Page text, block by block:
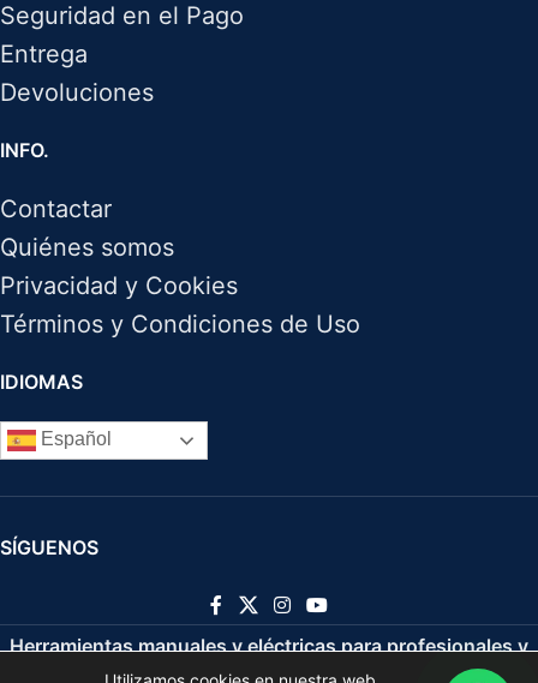
Seguridad en el Pago
Entrega
Devoluciones
INFO.
Contactar
Quiénes somos
Privacidad y Cookies
Términos y Condiciones de Uso
IDIOMAS
Español
SÍGUENOS
Herramientas manuales y eléctricas para profesionales y